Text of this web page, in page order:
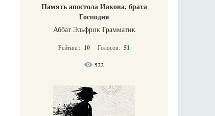
Память апостола Иакова, брата
Господня
Аббат Эльфрик Грамматик
Рейтинг: 10 Голосов: 51
522